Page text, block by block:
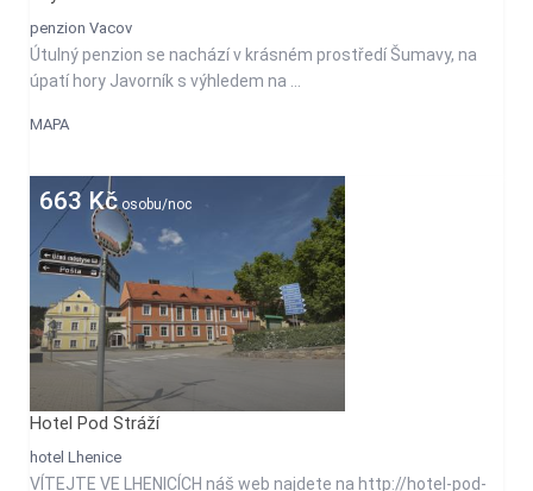
300
Kč
osobu/noc
penzion Vacov
Útulný penzion se nachází v krásném prostředí Šumavy, na
úpatí hory Javorník s výhledem na ...
MAPA
663 Kčosobu/noc
Hotel Pod Stráží
hotel Lhenice
VÍTEJTE VE LHENICÍCH náš web najdete na http://hotel-pod-